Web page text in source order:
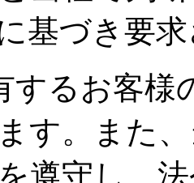
基づき要
するお客様
す。また
遵守し、